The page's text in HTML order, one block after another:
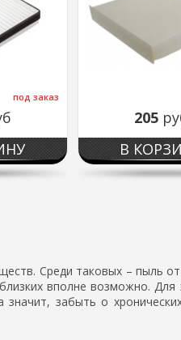
под заказ
205
В
Среди таковых – пыль
вполне возможно.
забыть о